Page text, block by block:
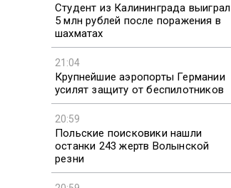
Студент из Калининграда выиграл
5 млн рублей после поражения в
шахматах
21:04
Крупнейшие аэропорты Германии
усилят защиту от беспилотников
20:59
Польские поисковики нашли
останки 243 жертв Волынской
резни